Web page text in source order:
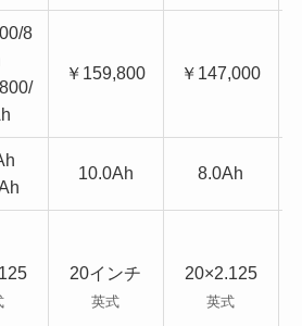
8
￥159,800 ￥147,000
10.0Ah 8.0Ah
20インチ
英式
20×2.125
英式